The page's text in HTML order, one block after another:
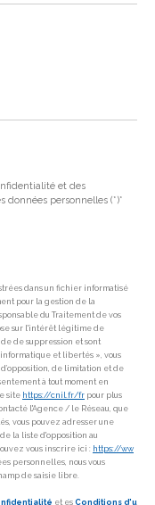
et des
personnelles (*)*
dans un fichier informatisé
pour la gestion de la
du Traitement de vos
sur l'intérêt légitime de
de suppression et sont
et libertés », vous
de limitation et de
à tout moment en
site https://cnil.fr/fr pour plus
l'Agence / le Réseau, que
vous pouvez adresser une
la liste d'opposition au
vous inscrire ici : https://ww
personnelles, nous vous
de saisie libre.
et es Conditions d'u